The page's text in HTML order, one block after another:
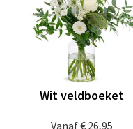
Vanaf€ 26,95
Wit veldboeket